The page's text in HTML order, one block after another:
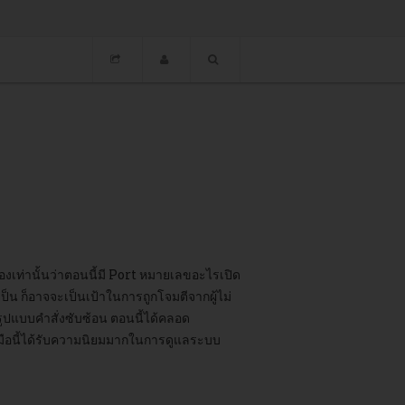
เท่านั้นว่าตอนนี้มี Port หมายเลขอะไรเปิด
น ก็อาจจะเป็นเป้าในการถูกโจมตีจากผู้ไม่
ปแบบคำสั่งซับซ้อน ตอนนี้ได้คลอด
อนี้ได้รับความนิยมมากในการดูแลระบบ